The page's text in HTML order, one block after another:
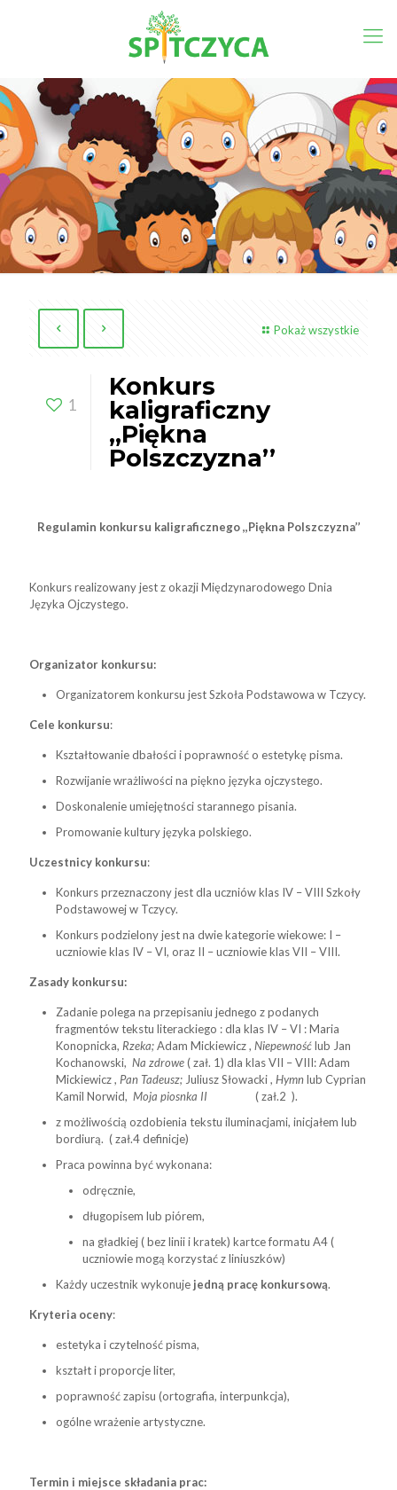
Pokaż wszystkie
1
Konkurs
kaligraficzny
,,Piękna
Polszczyzna’’
Regulamin konkursu kaligraficznego ,,Piękna Polszczyzna’’
Konkurs realizowany jest z okazji Międzynarodowego Dnia
Języka Ojczystego.
Organizator konkursu:
Organizatorem konkursu jest Szkoła Podstawowa w Tczycy.
Cele konkursu:
Kształtowanie dbałości i poprawność o estetykę pisma.
Rozwijanie wrażliwości na piękno języka ojczystego.
Doskonalenie umiejętności starannego pisania.
Promowanie kultury języka polskiego.
Uczestnicy konkursu:
Konkurs przeznaczony jest dla uczniów klas IV – VIII Szkoły
Podstawowej w Tczycy.
Konkurs podzielony jest na dwie kategorie wiekowe: I –
uczniowie klas IV – VI, oraz II – uczniowie klas VII – VIII.
Zasady konkursu:
Zadanie polega na przepisaniu jednego z podanych
fragmentów tekstu literackiego : dla klas IV – VI : Maria
Konopnicka, Rzeka;Adam Mickiewicz , Niepewnośćlub Jan
Kochanowski, Na zdrowe( zał. 1) dla klas VII – VIII: Adam
Mickiewicz , Pan Tadeusz; Juliusz Słowacki , Hymnlub Cyprian
Kamil Norwid, Moja piosnka II ( zał.2 ).
z możliwością ozdobienia tekstu iluminacjami, inicjałem lub
bordiurą. ( zał.4 definicje)
Praca powinna być wykonana:
odręcznie,
długopisem lub piórem,
na gładkiej ( bez linii i kratek) kartce formatu A4 (
uczniowie mogą korzystać z liniuszków)
Każdy uczestnik wykonuje jedną pracę konkursową.
Kryteria oceny:
estetyka i czytelność pisma,
kształt i proporcje liter,
poprawność zapisu (ortografia, interpunkcja),
ogólne wrażenie artystyczne.
Termin i miejsce składania prac: